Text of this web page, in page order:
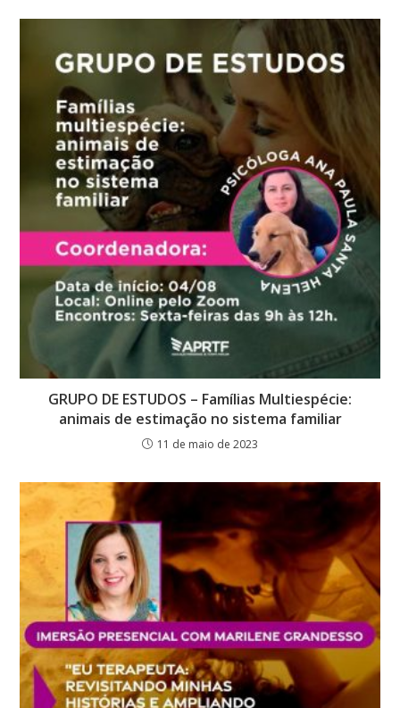
GRUPO DE ESTUDOS – Famílias Multiespécie:
animais de estimação no sistema familiar
11 de maio de 2023